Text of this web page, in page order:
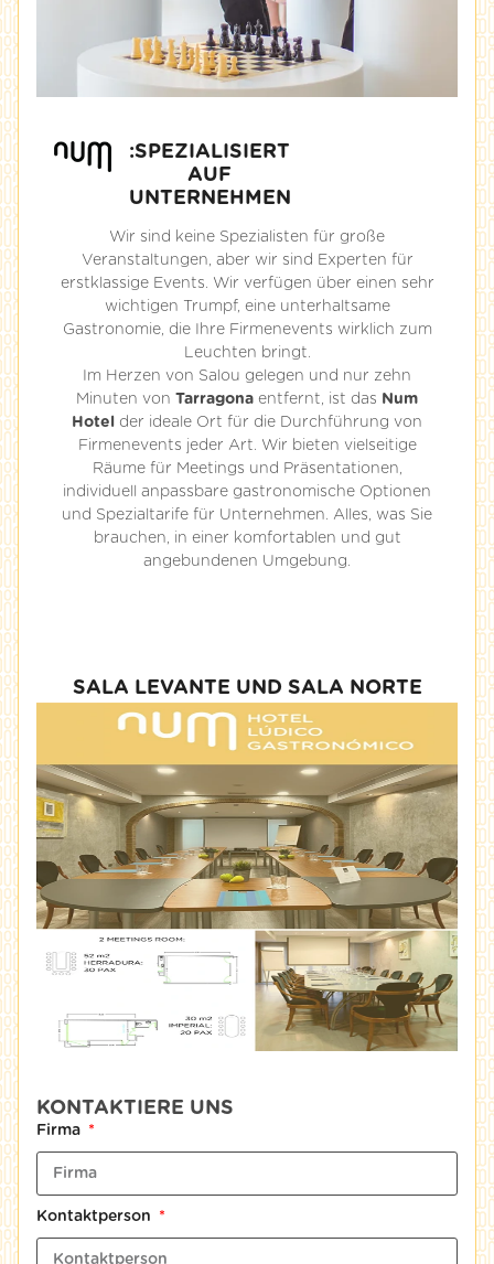
:SPEZIALISIERT
AUF
UNTERNEHMEN
Wir sind keine Spezialisten für große
Veranstaltungen, aber wir sind Experten für
erstklassige Events. Wir verfügen über einen sehr
wichtigen Trumpf, eine unterhaltsame
Gastronomie, die Ihre Firmenevents wirklich zum
Leuchten bringt.
Im Herzen von Salou gelegen und nur zehn
Minuten von Tarragona entfernt, ist das Num
Hotel der ideale Ort für die Durchführung von
Firmenevents jeder Art. Wir bieten vielseitige
Räume für Meetings und Präsentationen,
individuell anpassbare gastronomische Optionen
und Spezialtarife für Unternehmen. Alles, was Sie
brauchen, in einer komfortablen und gut
angebundenen Umgebung.
SALA LEVANTE UND SALA NORTE
KONTAKTIERE UNS
Firma
Kontaktperson